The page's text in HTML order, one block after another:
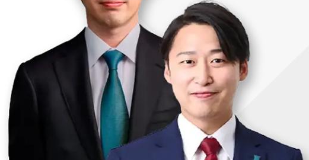
定額LINE運用代行『LINEマキトルくん』
採用YouTubeチャンネル構築『トリトル』
広告運用
YouTubeディレクター